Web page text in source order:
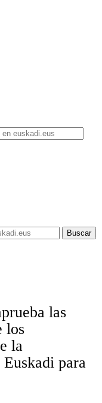
las
los
la
para